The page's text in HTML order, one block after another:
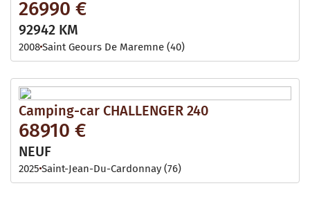
26990 €
92942 KM
2008Saint Geours De Maremne (40)
Camping-car CHALLENGER 240
68910 €
NEUF
2025 Saint-Jean-Du-Cardonnay (76)